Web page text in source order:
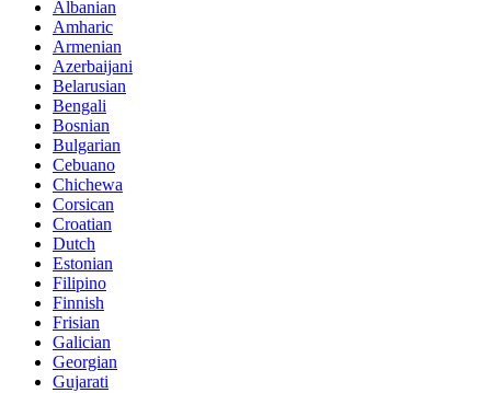
Albanian
Amharic
Armenian
Azerbaijani
Belarusian
Bengali
Bosnian
Bulgarian
Cebuano
Chichewa
Corsican
Croatian
Dutch
Estonian
Filipino
Finnish
Frisian
Galician
Georgian
Gujarati